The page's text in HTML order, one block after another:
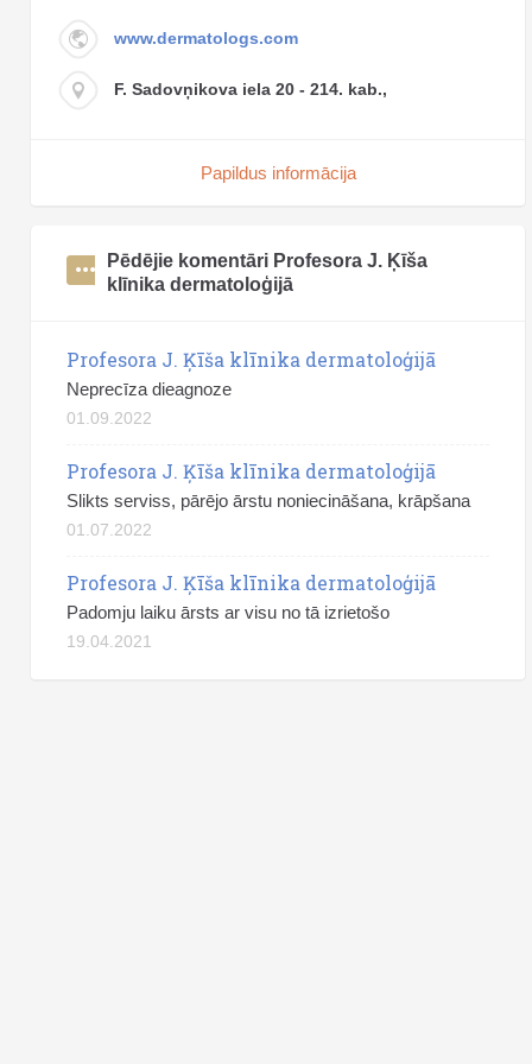
www.dermatologs.com
F. Sadovņikova iela 20 - 214. kab.,
Papildus informācija
Pēdējie komentāri Profesora J. Ķīša
klīnika dermatoloģijā
Profesora J. Ķīša klīnika dermatoloģijā
Neprecīza dieagnoze
01.09.2022
Profesora J. Ķīša klīnika dermatoloģijā
Slikts serviss, pārējo ārstu noniecināšana, krāpšana
01.07.2022
Profesora J. Ķīša klīnika dermatoloģijā
Padomju laiku ārsts ar visu no tā izrietošo
19.04.2021